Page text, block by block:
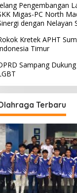
Sampang
Kaum
Pengembangan
Migas-PC North
dengan Nelayan
Kretek APHT
Timur
Sampang
Terbaru